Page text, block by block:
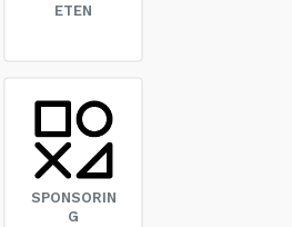
ETEN
SPONSORIN
G